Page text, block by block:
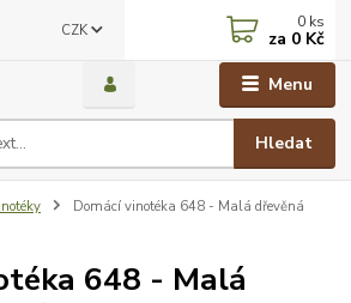
Menu
CZK
Hledat
0 ks
za 0 Kč
Domácí vinotéka 648 - Malá dřevěná
648 - Malá